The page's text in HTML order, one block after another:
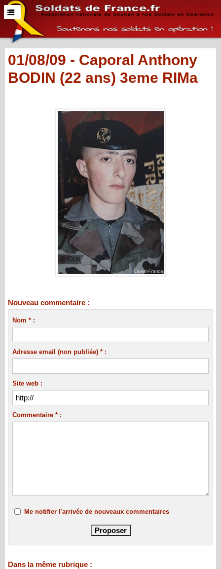
01/08/09 - Caporal Anthony
BODIN (22 ans) 3eme RIMa
Nouveau commentaire :
Nom * :
Adresse email (non publiée) * :
Site web :
Commentaire * :
Me notifier l'arrivée de nouveaux commentaires
Dans la même rubrique :